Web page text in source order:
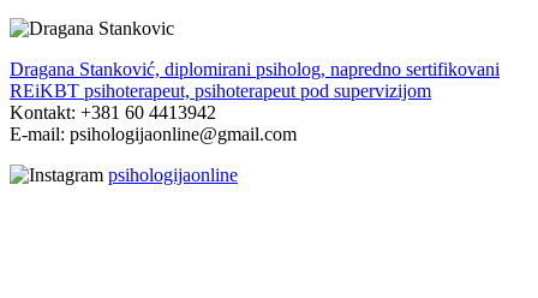
Dragana Stanković, diplomirani psiholog, napredno sertifikovani
REiKBT psihoterapeut, psihoterapeut pod supervizijom
Kontakt: +381 60 4413942
E-mail: psihologijaonline@gmail.com
psihologijaonline